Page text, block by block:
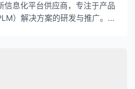
信息化平台供应商，专注于产品
）解决方案的研发与推广。
等领域具有领先地位。